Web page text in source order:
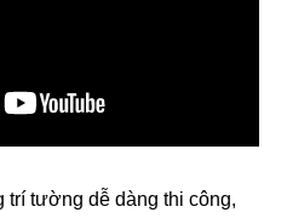
trí tường dễ dàng thi công,